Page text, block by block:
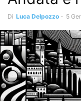
Di Luca Delpozzo - 5